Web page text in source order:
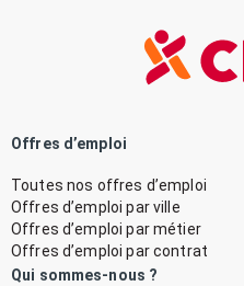
Offres d’emploi
Toutes nos offres d’emploi
Offres d’emploi par ville
Offres d’emploi par métier
Offres d’emploi par contrat
Qui sommes-nous ?